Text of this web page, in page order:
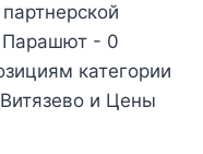
Парашют - 0
категории
и Цены